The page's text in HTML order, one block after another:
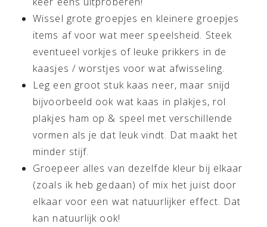
Wissel grote groepjes en kleinere groepjes
items af voor wat meer speelsheid. Steek
eventueel vorkjes of leuke prikkers in de
kaasjes / worstjes voor wat afwisseling.
Leg een groot stuk kaas neer, maar snijd
bijvoorbeeld ook wat kaas in plakjes, rol
plakjes ham op & speel met verschillende
vormen als je dat leuk vindt. Dat maakt het
minder stijf.
Groepeer alles van dezelfde kleur bij elkaar
(zoals ik heb gedaan) of mix het juist door
elkaar voor een wat natuurlijker effect. Dat
kan natuurlijk ook!